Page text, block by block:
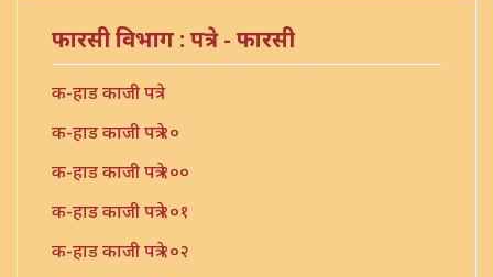
फारसी विभाग : पत्रे - फारसी
क-हाड काजी पत्रे
क-हाड काजी पत्रे १०
क-हाड काजी पत्रे १००
क-हाड काजी पत्रे १०१
क-हाड काजी पत्रे १०२